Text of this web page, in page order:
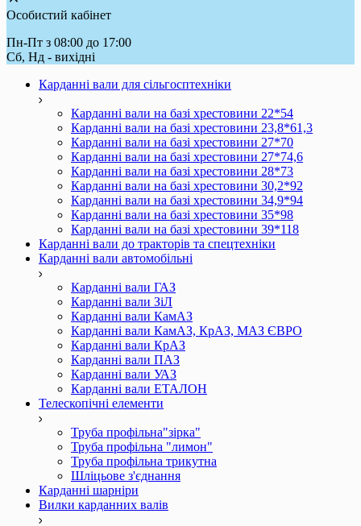
Особистий кабінет
Пн-Пт з 08:00 до 17:00
Сб, Нд - вихідні
Карданні вали для сільгосптехніки
Карданні вали на базі хрестовини 22*54
Карданні вали на базі хрестовини 23,8*61,3
Карданні вали на базі хрестовини 27*70
Карданні вали на базі хрестовини 27*74,6
Карданні вали на базі хрестовини 28*73
Карданні вали на базі хрестовини 30,2*92
Карданні вали на базі хрестовини 34,9*94
Карданні вали на базі хрестовини 35*98
Карданні вали на базі хрестовини 39*118
Карданні вали до тракторів та спецтехніки
Карданні вали автомобільні
Карданні вали ГАЗ
Карданні вали ЗіЛ
Карданні вали КамАЗ
Карданні вали КамАЗ, КрАЗ, МАЗ ЄВРО
Карданні вали КрАЗ
Карданні вали ПАЗ
Карданні вали УАЗ
Карданні вали ЕТАЛОН
Телескопічні елементи
Труба профільна"зірка"
Труба профільна "лимон"
Труба профільна трикутна
Шліцьове з'єднання
Карданні шарніри
Вилки карданних валів